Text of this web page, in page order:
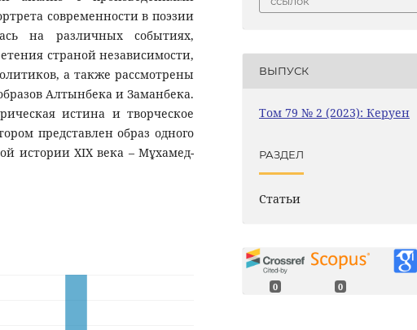
современности в поэзии
на различных событиях,
страной независимости,
а также рассмотрены
Алтынбека и Заманбека.
истина и творческое
представлен образ одного
истории ХІХ века – Мұхамед-
ВЫПУСК
Том 79 № 2 (2023): Керуен
РАЗДЕЛ
Статьи
0 0